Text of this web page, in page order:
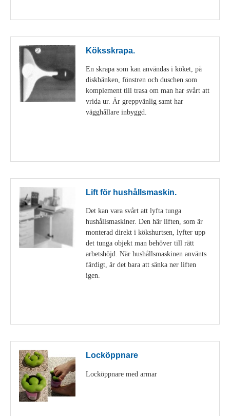
Köksskrapa.
En skrapa som kan användas i köket, på
diskbänken, fönstren och duschen som
komplement till trasa om man har svårt att
vrida ur. Är greppvänlig samt har
vägghållare inbyggd.
Lift för hushållsmaskin.
Det kan vara svårt att lyfta tunga
hushållsmaskiner. Den här liften, som är
monterad direkt i kökshurtsen, lyfter upp
det tunga objekt man behöver till rätt
arbetshöjd. När hushållsmaskinen använts
färdigt, är det bara att sänka ner liften
igen.
Locköppnare
Locköppnare med armar